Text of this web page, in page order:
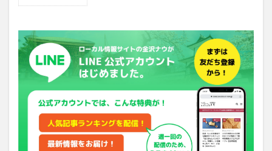
にも
咲き
ます
よう
詳細